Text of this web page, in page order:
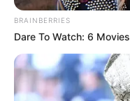
BRAINBERRIES
Dare To Watch: 6